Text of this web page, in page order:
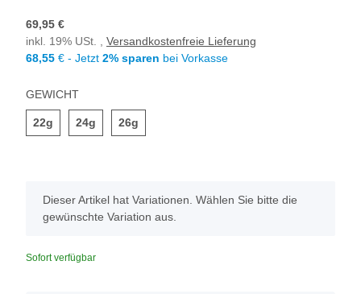
69,95 €
inkl. 19% USt. , Versandkostenfreie Lieferung
68,55 € - Jetzt 2% sparen bei Vorkasse
GEWICHT
22g 24g 26g
x
Dieser Artikel hat Variationen. Wählen Sie bitte die
gewünschte Variation aus.
Sofort verfügbar